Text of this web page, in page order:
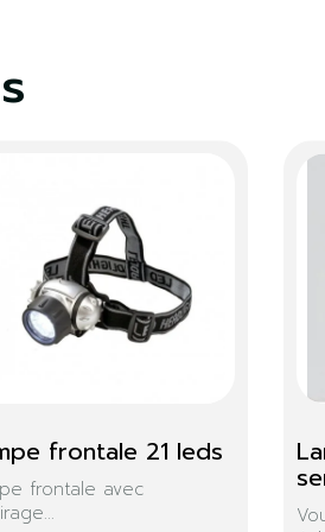
rechargeable 4
200 Lm
voilà une idée lumineuse...